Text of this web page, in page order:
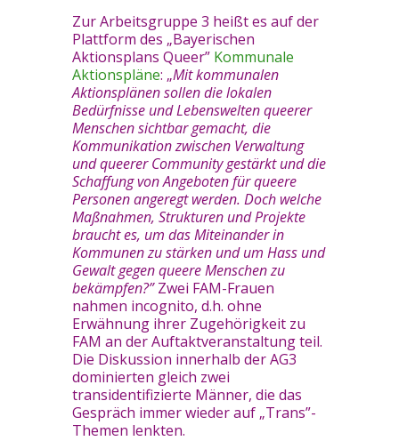
Zur Arbeitsgruppe 3 heißt es auf der
Plattform des „Bayerischen
Aktionsplans Queer” Kommunale
Aktionspläne: „Mit kommunalen
Aktionsplänen sollen die lokalen
Bedürfnisse und Lebenswelten queerer
Menschen sichtbar gemacht, die
Kommunikation zwischen Verwaltung
und queerer Community gestärkt und die
Schaffung von Angeboten für queere
Personen angeregt werden. Doch welche
Maßnahmen, Strukturen und Projekte
braucht es, um das Miteinander in
Kommunen zu stärken und um Hass und
Gewalt gegen queere Menschen zu
bekämpfen?”Zwei FAM-Frauen
nahmen incognito, d.h. ohne
Erwähnung ihrer Zugehörigkeit zu
FAM an der Auftaktveranstaltung teil.
Die Diskussion innerhalb der AG3
dominierten gleich zwei
transidentifizierte Männer, die das
Gespräch immer wieder auf „Trans”-
Themen lenkten.